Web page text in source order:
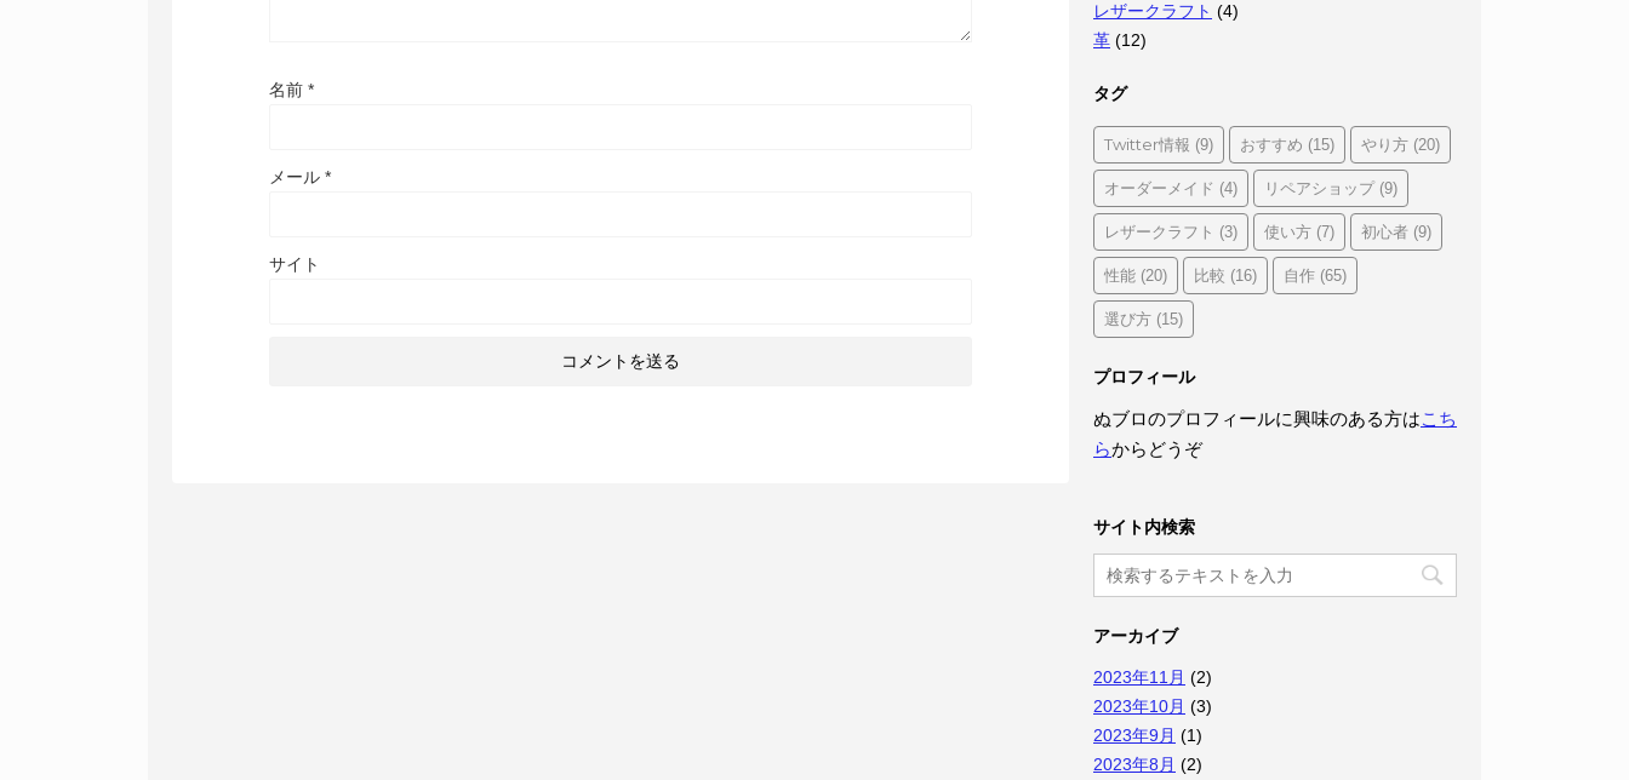
名前 *
メール *
サイト
レザークラフト (4)
革 (12)
タグ
Twitter情報 (9) おすすめ (15) やり方 (20)
オーダーメイド (4) リペアショップ(9)
レザークラフト (3) 使い方 (7) 初心者 (9)
性能 (20) 比較 (16) 自作 (65)
選び方 (15)
プロフィール
ぬブロのプロフィールに興味のある方はこち
らからどうぞ
サイト内検索
アーカイブ
2023年11月 (2)
2023年10月 (3)
2023年9月 (1)
2023年8月 (2)